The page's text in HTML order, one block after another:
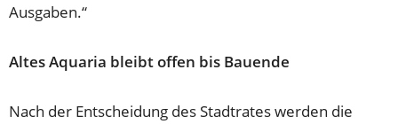
Ausgaben.“
Altes Aquaria bleibt offen bis Bauende
Nach der Entscheidung des Stadtrates werden die